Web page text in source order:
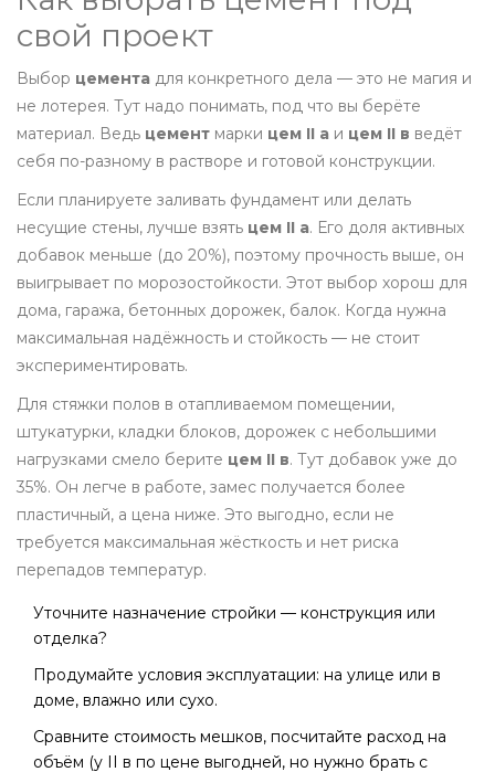
свой проект
Выбор цемента для конкретного дела — это не магия и
не лотерея. Тут надо понимать, под что вы берёте
материал. Ведь цемент марки цем II а и цем II в ведёт
себя по-разному в растворе и готовой конструкции.
Если планируете заливать фундамент или делать
несущие стены, лучше взять цем II а. Его доля активных
добавок меньше (до 20%), поэтому прочность выше, он
выигрывает по морозостойкости. Этот выбор хорош для
дома, гаража, бетонных дорожек, балок. Когда нужна
максимальная надёжность и стойкость — не стоит
экспериментировать.
Для стяжки полов в отапливаемом помещении,
штукатурки, кладки блоков, дорожек с небольшими
нагрузками смело берите цем II в. Тут добавок уже до
35%. Он легче в работе, замес получается более
пластичный, а цена ниже. Это выгодно, если не
требуется максимальная жёсткость и нет риска
перепадов температур.
Уточните назначение стройки — конструкция или
отделка?
Продумайте условия эксплуатации: на улице или в
доме, влажно или сухо.
Сравните стоимость мешков, посчитайте расход на
объём (у II в по цене выгодней, но нужно брать с